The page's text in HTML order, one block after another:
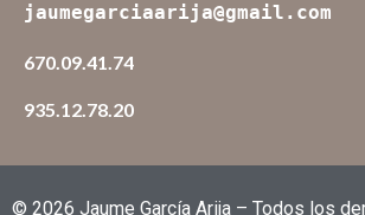
jaumegarciaarija@gmail.com
670.09.41.74
935.12.78.20
© 2026 Jaume García Arija – Todos los